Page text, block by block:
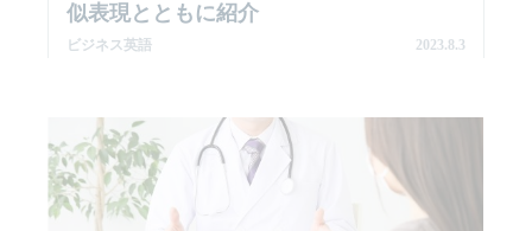
似表現とともに紹介
ビジネス英語 2023.8.3